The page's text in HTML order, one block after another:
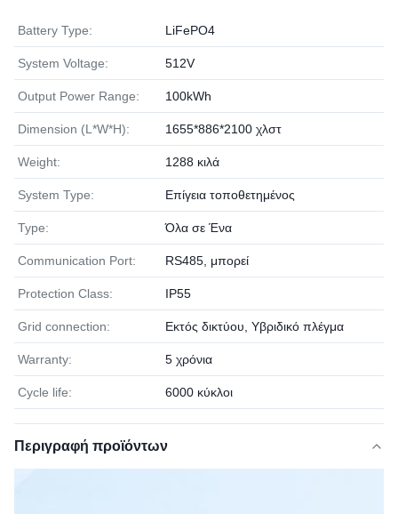
Battery Type: LiFePO4
System Voltage: 512V
Output Power Range: 100kWh
Dimension (L*W*H): 1655*886*2100 χλστ
Weight: 1288 κιλά
System Type: Επίγεια τοποθετημένος
Type: Όλα σε Ένα
Communication Port: RS485, μπορεί
Protection Class: IP55
Grid connection: Εκτός δικτύου, Υβριδικό πλέγμα
Warranty: 5 χρόνια
Cycle life: 6000 κύκλοι
Περιγραφή προϊόντων